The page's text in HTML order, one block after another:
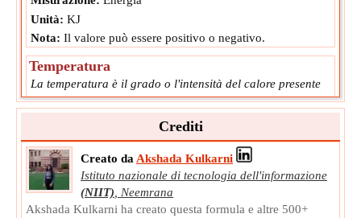
Unità: KJ
Nota: Il valore può essere positivo o negativo.
Temperatura
La temperatura è il grado o l'intensità del calore presente
in una sostanza o in un oggetto.
Unità:K
Nota:Il valore può essere positivo o negativo.
Crediti
Creato da Akshada Kulkarni
Istituto nazionale di tecnologia dell'informazione
(NIIT)
Neemrana
Akshada Kulkarni ha creato questa formula e altre 500+